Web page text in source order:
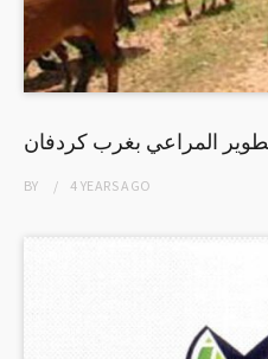
المراعي بغرب كردفان
BY 4 YEARSAGO